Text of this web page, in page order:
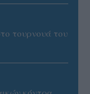
τουρνουά του